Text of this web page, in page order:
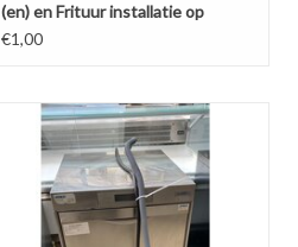
(en) en Frituur installatie op
voorraad
€1,00
Classeq Professionele Horeca
Vaatwasser / Glazenspoelmachine
TOEVOEGEN AAN WINKELWAGEN